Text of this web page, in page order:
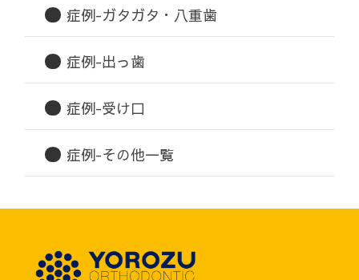
症例-ガタガタ・八重歯
症例-出っ歯
症例-受け口
症例-その他一覧